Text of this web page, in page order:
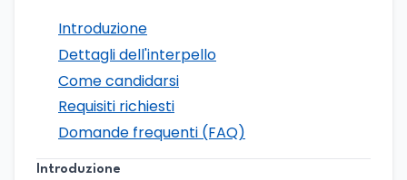
Introduzione
Dettagli dell'interpello
Come candidarsi
Requisiti richiesti
Domande frequenti (FAQ)
Introduzione